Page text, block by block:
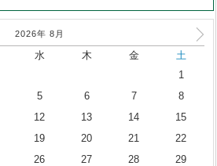
2026年 8 月
水 木 金
土
1
5 6 7
8
12 13 14
15
19 20 21
22
26 27 28
29